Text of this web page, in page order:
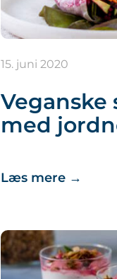
15. juni 2020
med
Læs mere →